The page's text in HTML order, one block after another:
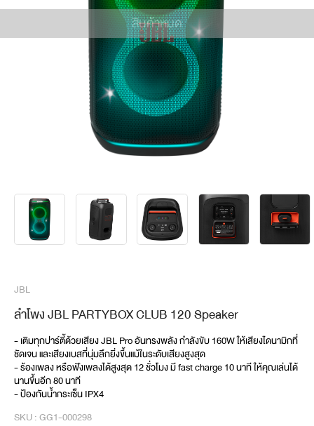
สินค้าหมด
JBL
ลำโพง JBL PARTYBOX CLUB 120 Speaker
- เติมทุกปาร์ตี้ด้วยเสียง JBL Pro อันทรงพลัง กำลังขับ 160W ให้เสียงไดนามิกที่
ชัดเจน และเสียงเบสที่นุ่มลึกยิ่งขึ้นแม้ในระดับเสียงสูงสุด
- ร้องเพลง หรือฟังเพลงได้สูงสุด 12 ชั่วโมง มี fast charge 10 นาที ให้คุณเล่นได้
นานขึ้นอีก 80 นาที
- ป้องกันน้ำกระเซ็น IPX4
SKU : GG1-000298